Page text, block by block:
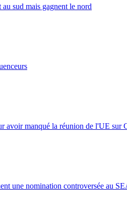
sud mais gagnent le nord
avoir manqué la réunion de l'UE sur
une nomination controversée au